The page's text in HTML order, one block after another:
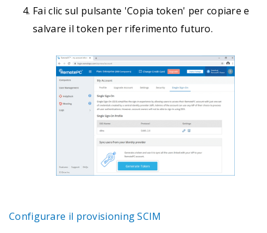
Fai clic sul pulsante 'Copia token' per copiare e
salvare il token per riferimento futuro.
Configurare il provisioning SCIM